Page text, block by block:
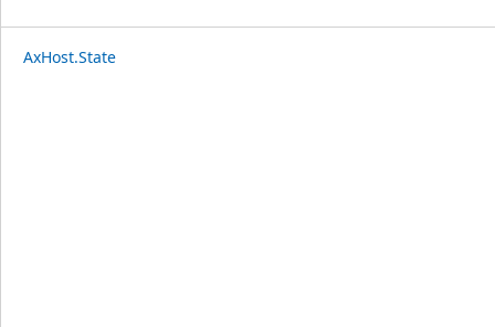
AxHost.State